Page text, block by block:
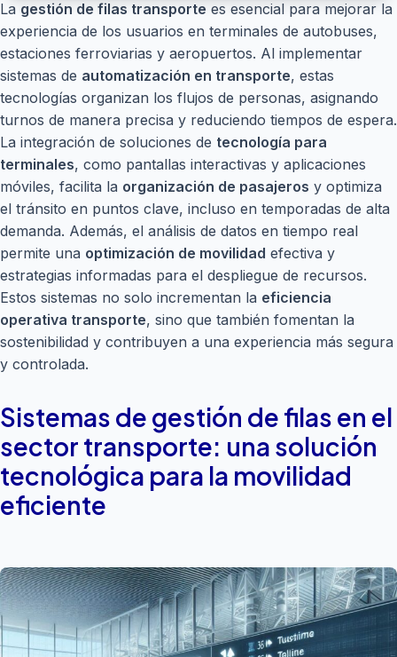
La gestión de filas transporte es esencial para mejorar la
experiencia de los usuarios en terminales de autobuses,
estaciones ferroviarias y aeropuertos. Al implementar
sistemas de automatización en transporte, estas
tecnologías organizan los flujos de personas, asignando
turnos de manera precisa y reduciendo tiempos de espera.
La integración de soluciones de tecnología para
terminales, como pantallas interactivas y aplicaciones
móviles, facilita la organización de pasajeros y optimiza
el tránsito en puntos clave, incluso en temporadas de alta
demanda. Además, el análisis de datos en tiempo real
permite una optimización de movilidad efectiva y
estrategias informadas para el despliegue de recursos.
Estos sistemas no solo incrementan la eficiencia
operativa transporte, sino que también fomentan la
sostenibilidad y contribuyen a una experiencia más segura
y controlada.
Sistemas de gestión de filas en el
sector transporte: una solución
tecnológica para la movilidad
eficiente